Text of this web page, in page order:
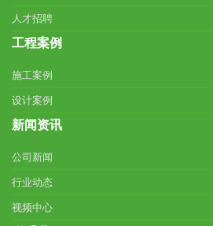
人才招聘
工程案例
施工案例
设计案例
新闻资讯
公司新闻
行业动态
视频中心